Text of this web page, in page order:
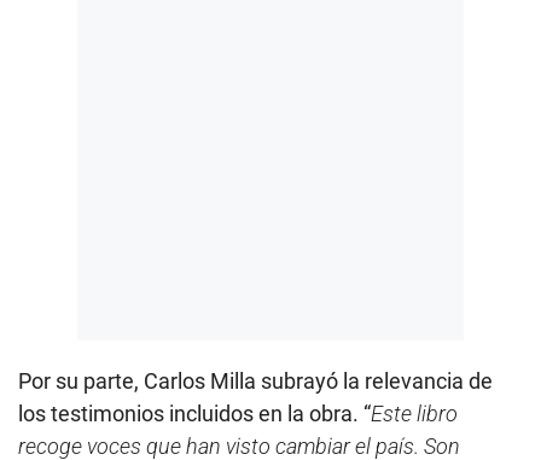
Por su parte, Carlos Milla subrayó la relevancia de
los testimonios incluidos en la obra. “Este libro
recoge voces que han visto cambiar el país. Son